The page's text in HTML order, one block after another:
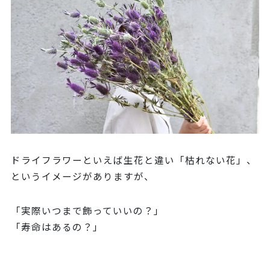
ドライフラワーといえば生花と違い「枯れない花」、
というイメージがありますが、
「実際いつまで飾っていいの？」
「寿命はあるの？」